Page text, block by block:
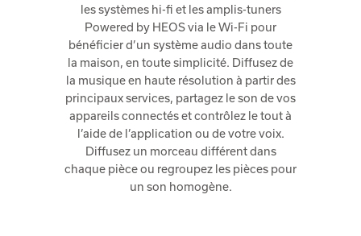
les systèmes hi-fi et les amplis-tuners
Powered by HEOS via le Wi-Fi pour
bénéficier d’un système audio dans toute
la maison, en toute simplicité. Diffusez de
la musique en haute résolution à partir des
principaux services, partagez le son de vos
appareils connectés et contrôlez le tout à
l’aide de l’application ou de votre voix.
Diffusez un morceau différent dans
chaque pièce ou regroupez les pièces pour
un son homogène.